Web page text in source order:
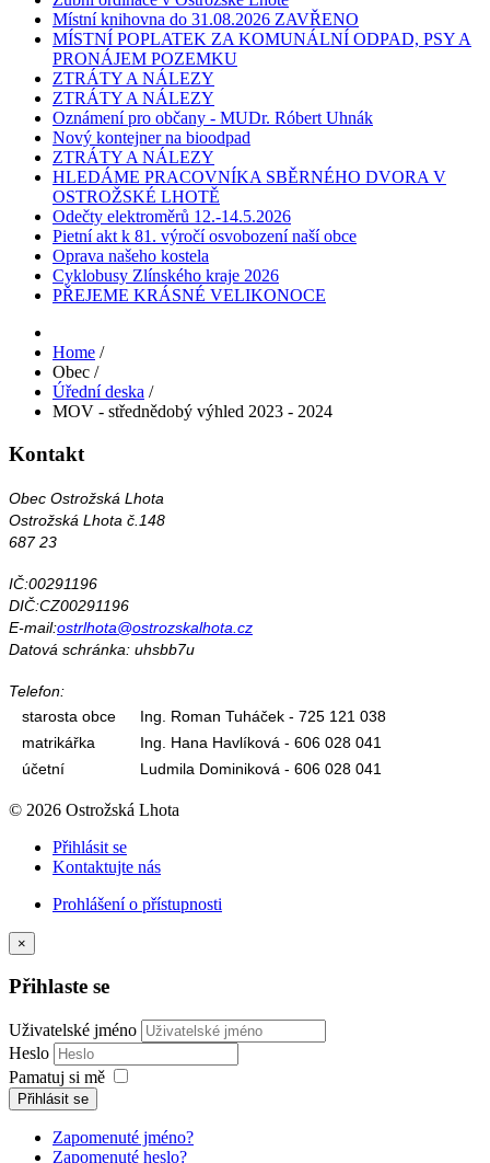
Místní knihovna do 31.08.2026 ZAVŘENO
MÍSTNÍ POPLATEK ZA KOMUNÁLNÍ ODPAD, PSY A
PRONÁJEM POZEMKU
ZTRÁTY A NÁLEZY
ZTRÁTY A NÁLEZY
Oznámení pro občany - MUDr. Róbert Uhnák
Nový kontejner na bioodpad
ZTRÁTY A NÁLEZY
HLEDÁME PRACOVNÍKA SBĚRNÉHO DVORA V
OSTROŽSKÉ LHOTĚ
Odečty elektroměrů 12.-14.5.2026
Pietní akt k 81. výročí osvobození naší obce
Oprava našeho kostela
Cyklobusy Zlínského kraje 2026
PŘEJEME KRÁSNÉ VELIKONOCE
Home /
Obec /
Úřední deska /
MOV - střednědobý výhled 2023 - 2024
Kontakt
Obec Ostrožská Lhota
Ostrožská Lhota č.148
687 23
IČ:00291196
DIČ:CZ00291196
E-mail:ostrlhota@ostrozskalhota.cz
Datová schránka: uhsbb7u
Telefon:
starosta obce
Ing. Roman Tuháček - 725 121 038
matrikářka
Ing. Hana Havlíková - 606 028 041
účetní
Ludmila Dominiková - 606 028 041
© 2026 Ostrožská Lhota
Přihlásit se
Kontaktujte nás
Prohlášení o přístupnosti
×
Přihlaste se
Uživatelské jméno
Heslo
Pamatuj si mě
Přihlásit se
Zapomenuté jméno?
Zapomenuté heslo?